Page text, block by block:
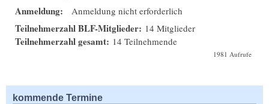
Anmeldung: Anmeldung nicht erforderlich
Teilnehmerzahl BLF-Mitglieder: 14 Mitglieder
Teilnehmerzahl gesamt: 14 Teilnehmende
1981 Aufrufe
kommende Termine